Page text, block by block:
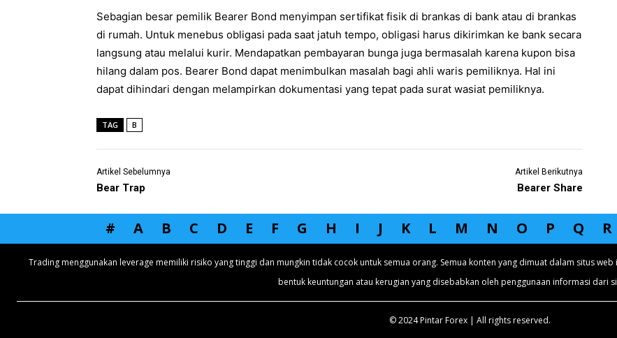
Sebagian besar pemilik Bearer Bond menyimpan sertifikat fisik di brankas di bank atau di brankas
di rumah. Untuk menebus obligasi pada saat jatuh tempo, obligasi harus dikirimkan ke bank secara
langsung atau melalui kurir. Mendapatkan pembayaran bunga juga bermasalah karena kupon bisa
hilang dalam pos. Bearer Bond dapat menimbulkan masalah bagi ahli waris pemiliknya. Hal ini
dapat dihindari dengan melampirkan dokumentasi yang tepat pada surat wasiat pemiliknya.
TAG B
Artikel Sebelumnya
Bear Trap
Artikel Berikutnya
Bearer Share
# A B C D E F G H I J K L M N O P Q R
Trading menggunakan leverage memiliki risiko yang tinggi dan mungkin tidak cocok untuk semua orang. Semua konten yang dimuat dalam situs
bentuk keuntungan atau kerugian yang disebabkan oleh penggunaan informasi dari
© 2024 Pintar Forex | All rights reserved.